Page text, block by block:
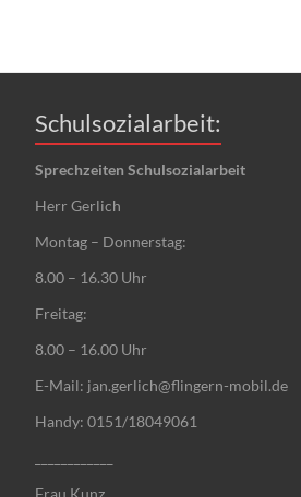
Schulsozialarbeit:
Sprechzeiten Schulsozialarbeit
Herr Gerlich
Montag – Donnerstag:
8.00 – 16.30 Uhr
Freitag:
8.00 – 16.00 Uhr
E-Mail: jan.gerlich@flingern-mobil.de
Handy: 0151/18049061
Frau Kunz